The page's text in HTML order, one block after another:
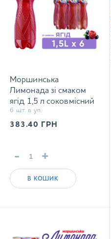
Моршинська
Лимонада зі смаком
ягід 1,5 л соковмісний
середньогазований
напій
6 шт. в уп.
383.40 ГРН
- +
В КОШИК